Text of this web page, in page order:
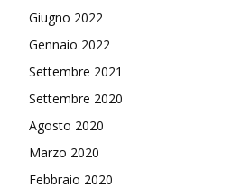
Giugno 2022
Gennaio 2022
Settembre 2021
Settembre 2020
Agosto 2020
Marzo 2020
Febbraio 2020